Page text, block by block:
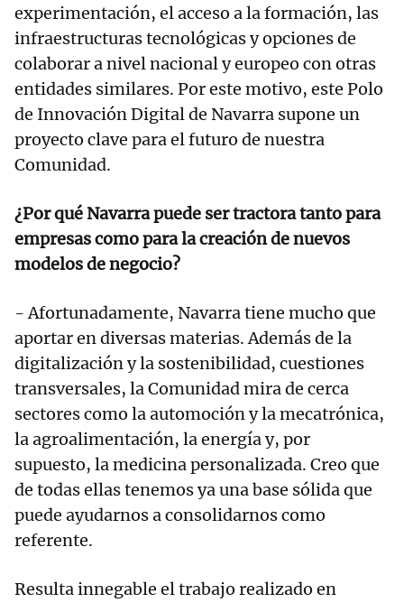
experimentación, el acceso a la formación, las
infraestructuras tecnológicas y opciones de
colaborar a nivel nacional y europeo con otras
entidades similares. Por este motivo, este Polo
de Innovación Digital de Navarra supone un
proyecto clave para el futuro de nuestra
Comunidad.
¿Por qué Navarra puede ser tractora tanto para
empresas como para la creación de nuevos
modelos de negocio?
- Afortunadamente, Navarra tiene mucho que
aportar en diversas materias. Además de la
digitalización y la sostenibilidad, cuestiones
transversales, la Comunidad mira de cerca
sectores como la automoción y la mecatrónica,
la agroalimentación, la energía y, por
supuesto, la medicina personalizada. Creo que
de todas ellas tenemos ya una base sólida que
puede ayudarnos a consolidarnos como
referente.
Resulta innegable el trabajo realizado en